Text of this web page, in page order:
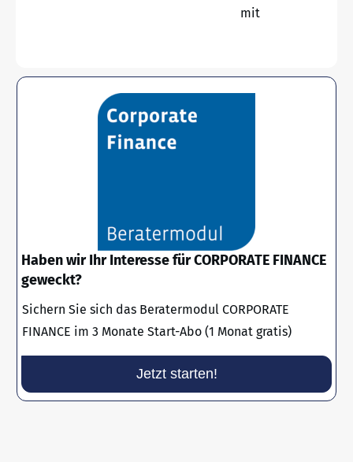
mit
Haben wir Ihr Interesse für CORPORATE FINANCE
geweckt?
Sichern Sie sich das Beratermodul CORPORATE
FINANCE im 3 Monate Start-Abo (1 Monat gratis)
Jetzt starten!